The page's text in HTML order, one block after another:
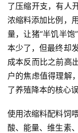
了压缩开支，有人
浓缩料添加比例，
量，让猪“半饥半
本少了，但最终却
成本反而比之前高
户的焦虑值得理解
了养殖降本的核心误
使用浓缩料配料饲
酸、能量、维生素